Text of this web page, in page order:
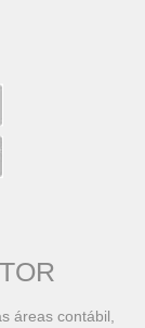
áreas contábil,